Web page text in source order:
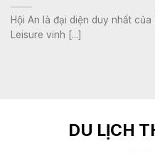
Hội An là đại diện duy nhất
Leisure vinh [...]
DU LỊCH